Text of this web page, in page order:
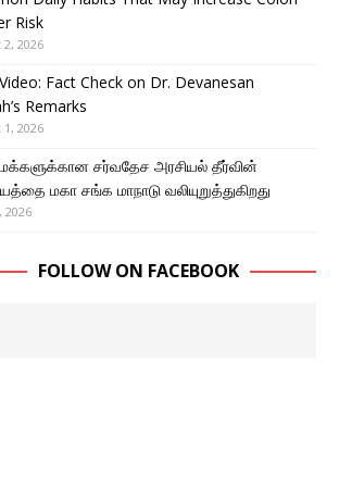
Risk
2026
Fact Check on Dr. Devanesan
Remarks
2026
சர்வதேச அரசியல் தீர்வின்
மகா சங்க மாநாடு வலியுறுத்துகிறது
2026
FOLLOW ON FACEBOOK